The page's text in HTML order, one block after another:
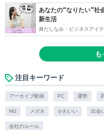
あなたの“なりたい”社
新生活
身だしなみ・ビジネスアイ
も
注目キーワード
アーカイブ動画 PC 運勢
NG メガネ かわいい 出会
会社のルール